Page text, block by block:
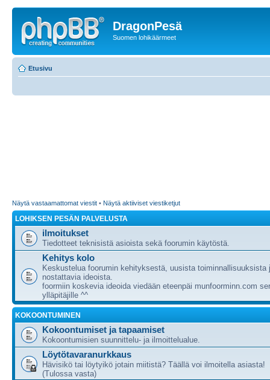
DragonPesä
Suomen lohikäärmeet
Etusivu
Näytä vastaamattomat viestit • Näytä aktiiviset viestiketjut
LOHIKSEN PESÄN PALVELUSTA
ilmoitukset
Tiedotteet teknisistä asioista sekä foorumin käytöstä.
Kehitys kolo
Keskustelua foorumin kehityksestä, uusista toiminnallisuuksista
nostattavia ideoista.
foormiin koskevia ideoida viedään eteenpäi munfoorminn.com
ylläpitäjille ^^
KOKOONTUMINEN
Kokoontumiset ja tapaamiset
Kokoontumisien suunnittelu- ja ilmoittelualue.
Löytötavaranurkkaus
Hävisikö tai löytyikö jotain miitistä? Täällä voi ilmoitella asiasta!
(Tulossa vasta)